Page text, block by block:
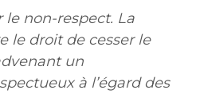
le non-respect. La
le droit de cesser le
un
à l’égard des